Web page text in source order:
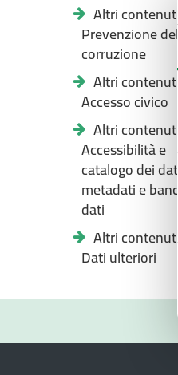
Altri contenuti -
Prevenzione
corruzione
Altri contenuti -
Accesso civico
Altri contenuti -
Accessibilità e
catalogo dei dati,
metadati e
dati
Altri
Dati ulteriori